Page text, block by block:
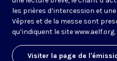
les prières d’intercession et
Vêpres et de la messe sont
qu’indiquent le sitewww.aelf.org.
Visiter la page de